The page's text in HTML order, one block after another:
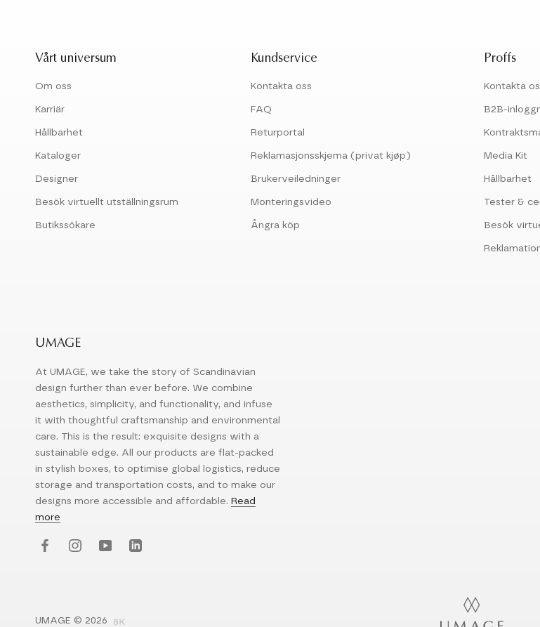
Vårt universum
Om oss
Karriär
Hållbarhet
Kataloger
Designer
Besök virtuellt utställningsrum
Butikssökare
Kundservice
Kontakta oss
FAQ
Returportal
Reklamasjonsskjema (privat kjøp)
Brukerveiledninger
Monteringsvideo
Ångra köp
Proffs
Kontakta
B2B-
Media Kit
Hållbarhet
Tester &
Besök
UMAGE
At UMAGE, we take the story of Scandinavian
design further than ever before. We combine
aesthetics, simplicity, and functionality, and infuse
it with thoughtful craftsmanship and environmental
care. This is the result: exquisite designs with a
sustainable edge. All our products are flat-packed
in stylish boxes, to optimise global logistics, reduce
storage and transportation costs, and to make our
designs more accessible and affordable. Read
more
UMAGE © 2026